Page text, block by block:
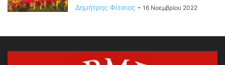
Δημήτρης Φίτσιος - 16 Νοεμβρίου 2022